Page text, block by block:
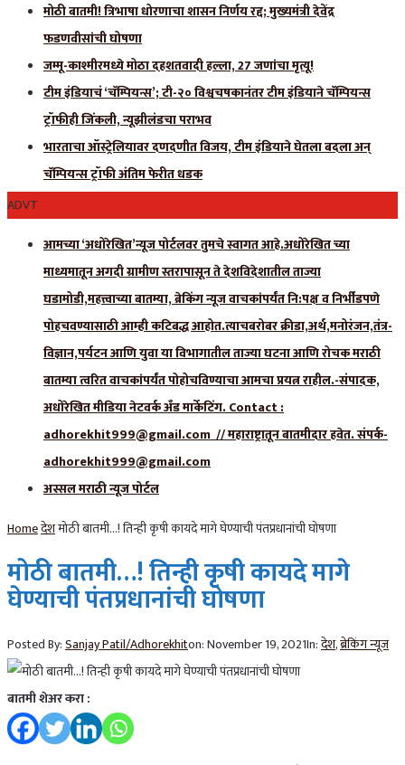
मोठी बातमी! त्रिभाषा धोरणाचा शासन निर्णय रद्द; मुख्यमंत्री देवेंद्र
फडणवीसांची घोषणा
जम्मू-काश्मीरमध्ये मोठा दहशतवादी हल्ला, 27 जणांचा मृत्यू!
टीम इंडियाचं ‘चॅम्पियन्स’; टी-२० विश्वचषकानंतर टीम इंडियाने चॅम्पियन्स
ट्रॉफीही जिंकली, न्यूझीलंडचा पराभव
भारताचा ऑस्ट्रेलियावर दणदणीत विजय, टीम इंडियाने घेतला बदला अन्
चॅम्पियन्स ट्रॉफी अंतिम फेरीत धडक
ADVT
आमच्या ‘अधोरेखित’न्यूज पोर्टलवर तुमचे स्वागत आहे.अधोरेखित च्या
माध्यमातून अगदी ग्रामीण स्तरापासून ते देशविदेशातील ताज्या
घडामोडी,महत्त्वाच्या बातम्या, ब्रेकिंग न्यूज वाचकांपर्यंत नि:पक्ष व निर्भीडपणे
पोहचवण्यासाठी आम्ही कटिबद्ध आहोत.त्याचबरोबर क्रीडा,अर्थ,मनोरंजन,तंत्र-
विज्ञान,पर्यटन आणि युवा या विभागातील ताज्या घटना आणि रोचक मराठी
बातम्या त्वरित वाचकांपर्यंत पोहोचविण्याचा आमचा प्रयत्न राहील.-संपादक,
अधोरेखित मीडिया नेटवर्क अँड मार्केटिंग. Contact :
adhorekhit999@gmail.com // महाराष्ट्रातून बातमीदार हवेत. संपर्क-
adhorekhit999@gmail.com
अस्सल मराठी न्यूज पोर्टल
Homeदेशमोठी बातमी…! तिन्ही कृषी कायदे मागे घेण्याची पंतप्रधानांची घोषणा
मोठी बातमी…! तिन्ही कृषी कायदे मागे
घेण्याची पंतप्रधानांची घोषणा
Posted By:Sanjay Patil/Adhorekhiton:November 19, 2021In:देश,ब्रेकिंग न्यूज
बातमी शेअर करा :